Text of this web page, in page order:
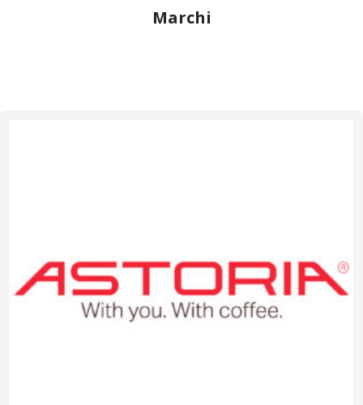
Marchi